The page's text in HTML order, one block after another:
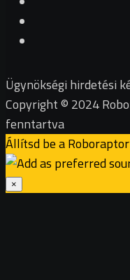
Ügynökségi hirdetési
Copyright © 2024
fenntartva
Állítsd be a
×